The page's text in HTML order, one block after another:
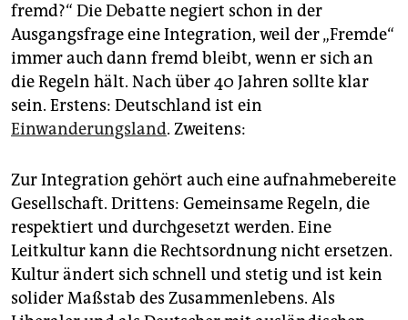
fremd?“ Die Debatte negiert schon in der
Ausgangsfrage eine Integration, weil der „Fremde“
immer auch dann fremd bleibt, wenn er sich an
die Regeln hält. Nach über 40 Jahren sollte klar
sein. Erstens: Deutschland ist ein
Einwanderungsland. Zweitens:
Zur Integration gehört auch eine aufnahmebereite
Gesellschaft. Drittens: Gemeinsame Regeln, die
respektiert und durchgesetzt werden. Eine
Leitkultur kann die Rechtsordnung nicht ersetzen.
Kultur ändert sich schnell und stetig und ist kein
solider Maßstab des Zusammenlebens. Als